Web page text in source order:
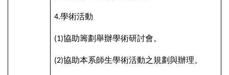
4.學術活動
(1)協助籌劃舉辦學術研討會。
(2)協助本系師生學術活動之規劃與辦理。